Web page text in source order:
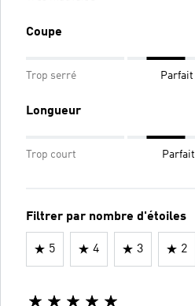
Coupe
Trop serré Parfait
Longueur
Trop court Parfait
Filtrer par nombre d'étoiles
5 4 3 2